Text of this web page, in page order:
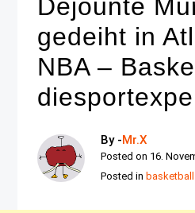
Dejounte
gedeiht in
NBA –
By -Mr.X
Posted on 16.
Posted in basketball